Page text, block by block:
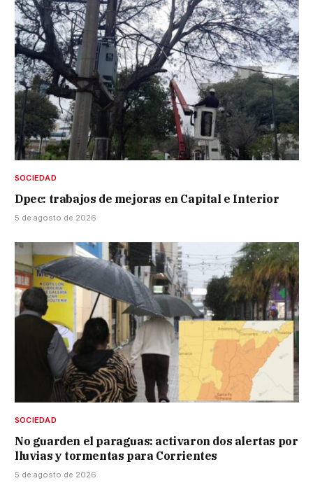
SOCIEDAD
Dpec: trabajos de mejoras en Capital e Interior
5 de agosto de 2026
SOCIEDAD
No guarden el paraguas: activaron dos alertas por
lluvias y tormentas para Corrientes
5 de agosto de 2026